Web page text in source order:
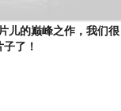
儿的巅峰之作，我们很
了！